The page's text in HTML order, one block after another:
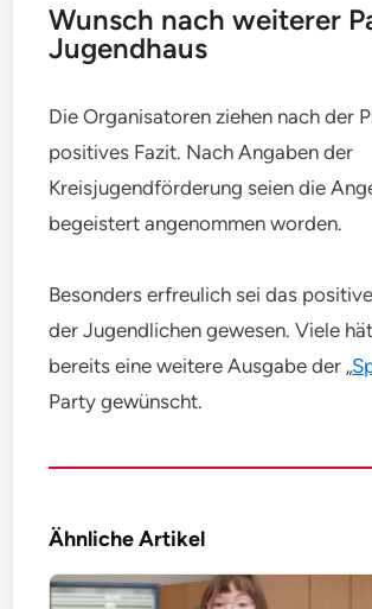
Wunsch nach weiterer
Jugendhaus
Die Organisatoren ziehen nach der
positives Fazit. Nach Angaben der
Kreisjugendförderung seien die
begeistert angenommen worden.
Besonders erfreulich sei das
der Jugendlichen gewesen. Viele
bereits eine weitere Ausgabe der „
Party gewünscht.
Ähnliche Artikel